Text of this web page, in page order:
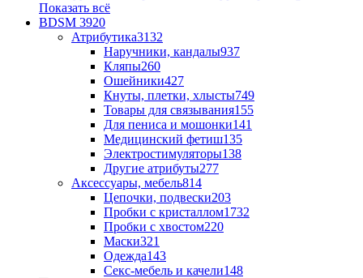
Показать всё
BDSM 3920
Атрибутика3132
Наручники, кандалы937
Кляпы260
Ошейники427
Кнуты, плетки, хлысты749
Товары для связывания155
Для пениса и мошонки141
Медицинский фетиш135
Электростимуляторы138
Другие атрибуты277
Аксессуары, мебель814
Цепочки, подвески203
Пробки с кристаллом1732
Пробки с хвостом220
Маски321
Одежда143
Секс-мебель и качели148